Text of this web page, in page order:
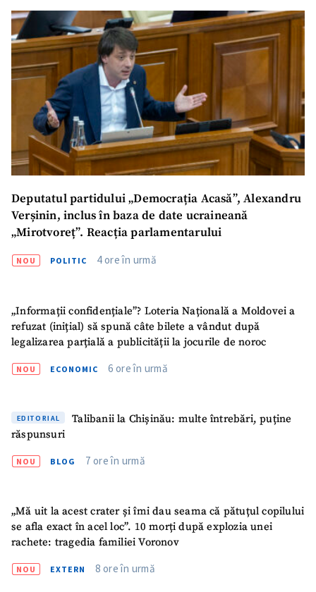
Deputatul partidului „Democrația Acasă”, Alexandru
Verșinin, inclus în baza de date ucraineană
„Mirotvoreț”. Reacția parlamentarului
NOU POLITIC 4 ore în urmă
„Informații confidențiale”? Loteria Națională a Moldovei a
refuzat (inițial) să spună câte bilete a vândut după
legalizarea parțială a publicității la jocurile de noroc
NOU ECONOMIC 6 ore în urmă
EDITORIAL
Talibanii la Chișinău: multe întrebări, puține
răspunsuri
NOU BLOG 7 ore în urmă
„Mă uit la acest crater și îmi dau seama că pătuțul copilului
se afla exact în acel loc”. 10 morți după explozia unei
rachete: tragedia familiei Voronov
NOU EXTERN 8 ore în urmă
ȘTIREA MEA
Titlu știre
+ Adaugă titlu